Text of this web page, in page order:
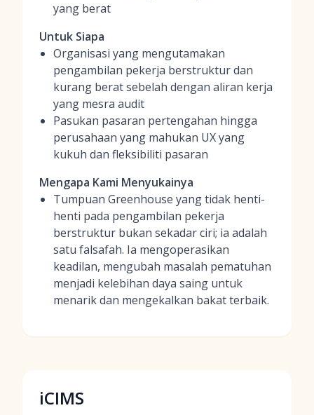
yang berat
Untuk Siapa
Organisasi yang mengutamakan
pengambilan pekerja berstruktur dan
kurang berat sebelah dengan aliran kerja
yang mesra audit
Pasukan pasaran pertengahan hingga
perusahaan yang mahukan UX yang
kukuh dan fleksibiliti pasaran
Mengapa Kami Menyukainya
Tumpuan Greenhouse yang tidak henti-
henti pada pengambilan pekerja
berstruktur bukan sekadar ciri; ia adalah
satu falsafah. Ia mengoperasikan
keadilan, mengubah masalah pematuhan
menjadi kelebihan daya saing untuk
menarik dan mengekalkan bakat terbaik.
iCIMS